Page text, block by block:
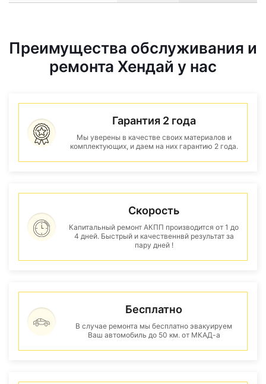
Преимущества обслуживания и
ремонта Хендай у нас
Гарантия 2 года
Мы уверены в качестве своих материалов и
комплектующих, и даем на них гарантию 2 года.
Скорость
Капитальный ремонт АКПП производится от 1 до
4 дней. Быстрый и качественнвй результат за
пару дней !
Бесплатно
В случае ремонта мы бесплатно эвакуируем
Ваш автомобиль до 50 км. от МКАД-а